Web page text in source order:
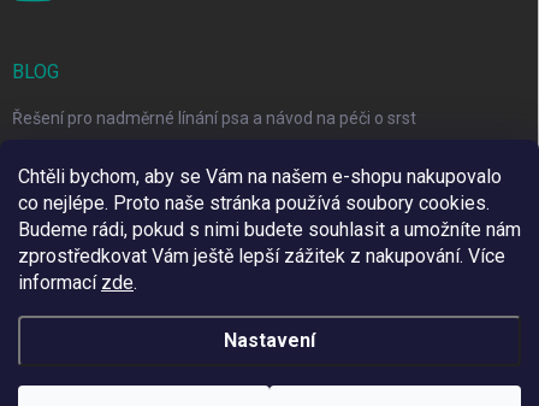
Chtěli bychom, aby se Vám na našem e-shopu nakupovalo
co nejlépe. Proto naše stránka používá soubory cookies.
Budeme rádi, pokud s nimi budete souhlasit a umožníte nám
zprostředkovat Vám ještě lepší zážitek z nakupování. Více
informací zde.
Nastavení
BLOG
Řešení pro nadměrné línání psa a návod na péči o srst
Top 6 značek pro domácí mazlíčky za skvělé ceny
Copyright 2026Grenze Markt Online. Všechna práva vyhrazena.Upravit